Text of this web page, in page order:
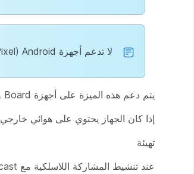
لا تدعم أجهزة Google (Pixel) Android و Chromebook Miracast.
يتم دعم هذه الميزة على أجهزة Board وDesk وRoom Series (إصدار الراديو) عند الاتصال بشبكة سلكية
إذا كان الجهاز يحتوي على هوائي خارجي Wi-Fi ، مثل Room Kit Pro ، فيجب تركيبه. يمكن للمستخدمين المشاركة من أجهزة Windows وAndroid.
تهيئة